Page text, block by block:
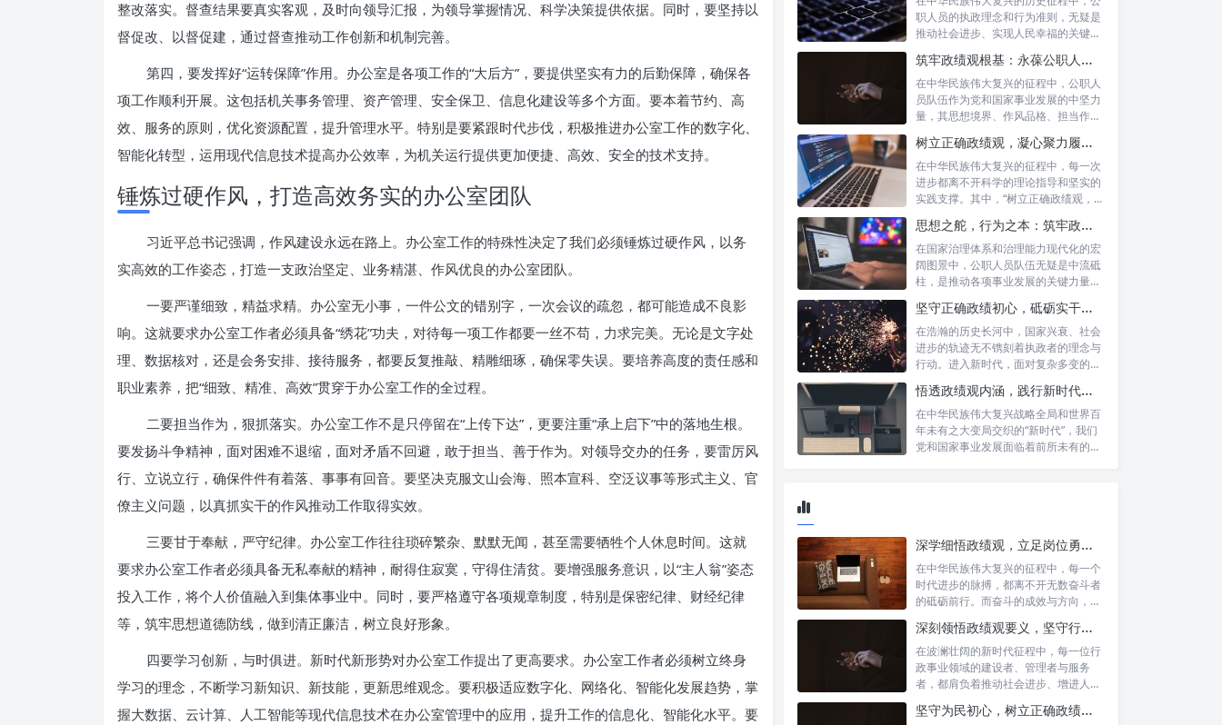
整改落实。督查结果要真实客观，及时向领导汇报，为领导掌握情况、科学决策提供依据。同时，要坚持以
督促改、以督促建，通过督查推动工作创新和机制完善。
第四，要发挥好“运转保障”作用。办公室是各项工作的“大后方”，要提供坚实有力的后勤保障，确保各
项工作顺利开展。这包括机关事务管理、资产管理、安全保卫、信息化建设等多个方面。要本着节约、高
效、服务的原则，优化资源配置，提升管理水平。特别是要紧跟时代步伐，积极推进办公室工作的数字化、
智能化转型，运用现代信息技术提高办公效率，为机关运行提供更加便捷、高效、安全的技术支持。
锤炼过硬作风，打造高效务实的办公室团队
习近平总书记强调，作风建设永远在路上。办公室工作的特殊性决定了我们必须锤炼过硬作风，以务
实高效的工作姿态，打造一支政治坚定、业务精湛、作风优良的办公室团队。
一要严谨细致，精益求精。办公室无小事，一件公文的错别字，一次会议的疏忽，都可能造成不良影
响。这就要求办公室工作者必须具备“绣花”功夫，对待每一项工作都要一丝不苟，力求完美。无论是文字处
理、数据核对，还是会务安排、接待服务，都要反复推敲、精雕细琢，确保零失误。要培养高度的责任感和
职业素养，把“细致、精准、高效”贯穿于办公室工作的全过程。
二要担当作为，狠抓落实。办公室工作不是只停留在“上传下达”，更要注重“承上启下”中的落地生根。
要发扬斗争精神，面对困难不退缩，面对矛盾不回避，敢于担当、善于作为。对领导交办的任务，要雷厉风
行、立说立行，确保件件有着落、事事有回音。要坚决克服文山会海、照本宣科、空泛议事等形式主义、官
僚主义问题，以真抓实干的作风推动工作取得实效。
三要甘于奉献，严守纪律。办公室工作往往琐碎繁杂、默默无闻，甚至需要牺牲个人休息时间。这就
要求办公室工作者必须具备无私奉献的精神，耐得住寂寞，守得住清贫。要增强服务意识，以“主人翁”姿态
投入工作，将个人价值融入到集体事业中。同时，要严格遵守各项规章制度，特别是保密纪律、财经纪律
等，筑牢思想道德防线，做到清正廉洁，树立良好形象。
四要学习创新，与时俱进。新时代新形势对办公室工作提出了更高要求。办公室工作者必须树立终身
学习的理念，不断学习新知识、新技能，更新思维观念。要积极适应数字化、网络化、智能化发展趋势，掌
握大数据、云计算、人工智能等现代信息技术在办公室管理中的应用，提升工作的信息化、智能化水平。要
职人员的执政理念和行为准则，无疑是
推动社会进步、实现人民幸福的关键所
筑牢政绩观根基：永葆公职人员本色的时代考量与实践路径
在中华民族伟大复兴的征程中，公职人
员队伍作为党和国家事业发展的中坚力
量，其思想境界、作风品格、担当作为
树立正确政绩观，凝心聚力履职尽责：新时代下的治理智慧与实践路径
在中华民族伟大复兴的征程中，每一次
进步都离不开科学的理论指导和坚实的
实践支撑。其中，“树立正确政绩观，凝
思想之舵，行为之本：筑牢政绩观根基，永葆公职人员本色
在国家治理体系和治理能力现代化的宏
阔图景中，公职人员队伍无疑是中流砥
柱，是推动各项事业发展的关键力量。
坚守正确政绩初心，砥砺实干担当精神：新时代高质量发展的核心引擎
在浩瀚的历史长河中，国家兴衰、社会
进步的轨迹无不镌刻着执政者的理念与
行动。进入新时代，面对复杂多变的国
悟透政绩观内涵，践行新时代使命：书写高质量发展的时代答卷
在中华民族伟大复兴战略全局和世界百
年未有之大变局交织的“新时代”，我们
党和国家事业发展面临着前所未有的机
深学细悟政绩观，立足岗位勇争先：新时代奋斗者的思想指引与实践航标
在中华民族伟大复兴的征程中，每一个
时代进步的脉搏，都离不开无数奋斗者
的砥砺前行。而奋斗的成效与方向，又
深刻领悟政绩观要义，坚守行政事业初心：新时代公仆的责任与担当
在波澜壮阔的新时代征程中，每一位行
政事业领域的建设者、管理者与服务
者，都肩负着推动社会进步、增进人民
坚守为民初心，树立正确政绩观念：以人民为中心的治理之道